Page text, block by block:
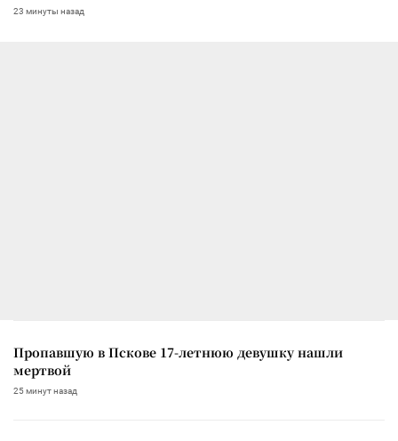
23 минуты назад
Пропавшую в Пскове 17-летнюю девушку нашли
мертвой
25 минут назад